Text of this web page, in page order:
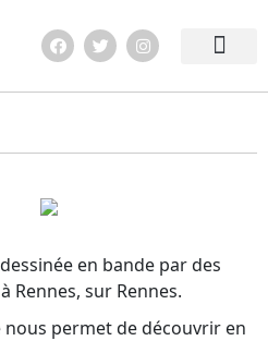
en bande par des
Rennes, sur Rennes.
nous permet de découvrir en